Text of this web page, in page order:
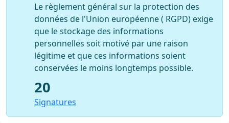
Le règlement général sur la protection des
données de l'Union européenne ( RGPD) exige
que le stockage des informations
personnelles soit motivé par une raison
légitime et que ces informations soient
conservées le moins longtemps possible.
20
Signatures